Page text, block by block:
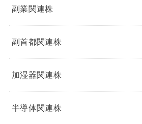
副業関連株
副首都関連株
加湿器関連株
半導体関連株